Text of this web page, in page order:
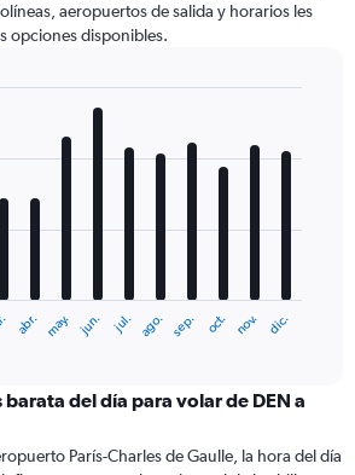
aeropuertos de salida y horarios les
opciones disponibles.
abr. may. jun. jul. ago. sep. oct. nov. dic.
barata del día para volar de DEN a
París-Charles de Gaulle, la hora del día